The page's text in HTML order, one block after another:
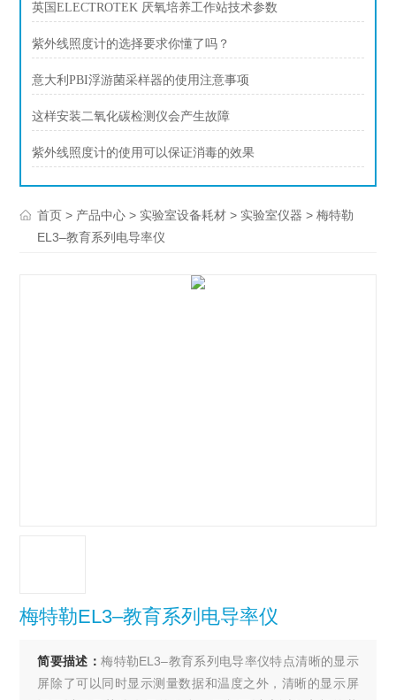
英国ELECTROTEK 厌氧培养工作站技术参数
紫外线照度计的选择要求你懂了吗？
意大利PBI浮游菌采样器的使用注意事项
这样安装二氧化碳检测仪会产生故障
紫外线照度计的使用可以保证消毒的效果
首页 > 产品中心 > 实验室设备耗材 > 实验室仪器 > 梅特勒
EL3–教育系列电导率仪
梅特勒EL3–教育系列电导率仪
简要描述：梅特勒EL3–教育系列电导率仪特点清晰的显示
屏除了可以同时显示测量数据和温度之外，清晰的显示屏